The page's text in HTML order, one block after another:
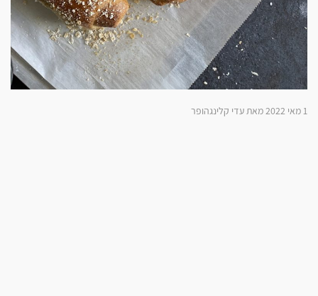
1 מאי 2022 מאת עדי קלינגהופר